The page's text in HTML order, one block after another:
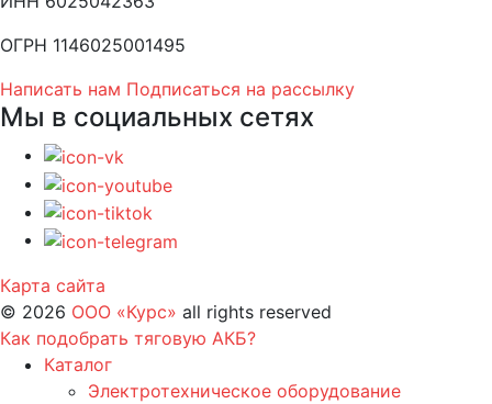
ОГРН 1146025001495
Написать нам Подписаться на рассылку
Мы в социальных сетях
Карта сайта
© 2026 ООО «Курс» all rights reserved
Как подобрать тяговую АКБ?
Каталог
Электротехническое оборудование